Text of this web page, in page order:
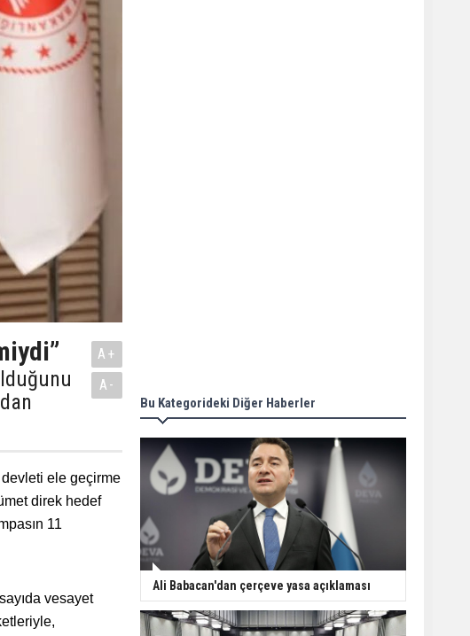
A+
A-
devleti ele geçirme
direk hedef
11
vesayet
Bu Kategorideki Diğer Haberler
Ali Babacan'dan çerçeve yasa açıklaması